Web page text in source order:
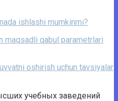
ishlashi mumkinmi?
maqsadli qabul parametrlari
oshirish uchun tavsiyalar
учебных заведений